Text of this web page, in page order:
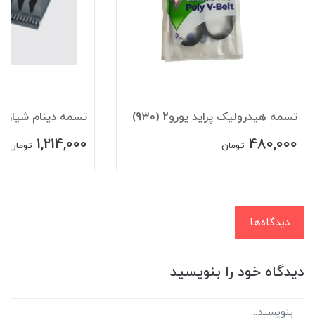
تسمه هيدروليک پرايد يورو2 (930)
480,000 تومان
تسمه دينام شياري
1,214,000 تومان
دیدگاه‌ها
دیدگاه خود را بنویسید